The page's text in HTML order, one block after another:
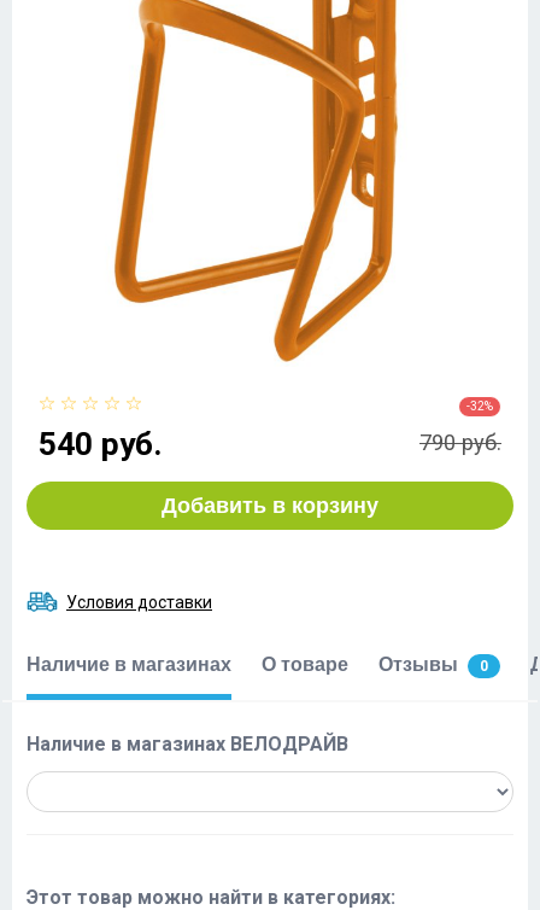
540 руб.
-32%
790 руб.
Добавить в корзину
Условия доставки
Наличие в магазинах О товаре Отзывы 0
Наличие в магазинах ВЕЛОДРАЙВ
Этот товар можно найти в категориях: